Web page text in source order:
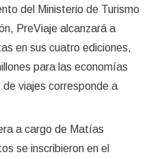
del Ministerio de Turismo
PreViaje alcanzará a
en sus cuatro ediciones,
para las economías
viajes corresponde a
a cargo de Matías
se inscribieron en el